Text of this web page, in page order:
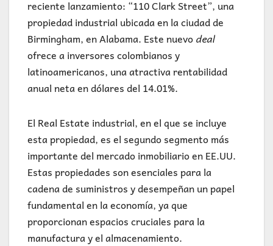
reciente lanzamiento: “110 Clark Street”, una
propiedad industrial ubicada en la ciudad de
Birmingham, en Alabama. Este nuevodeal
ofrece a inversores colombianos y
latinoamericanos, una atractiva rentabilidad
anual neta en dólares del 14.01%.
El Real Estate industrial, en el que se incluye
esta propiedad, es el segundo segmento más
importante del mercado inmobiliario en EE.UU.
Estas propiedades son esenciales para la
cadena de suministros y desempeñan un papel
fundamental en la economía, ya que
proporcionan espacios cruciales para la
manufactura y el almacenamiento.